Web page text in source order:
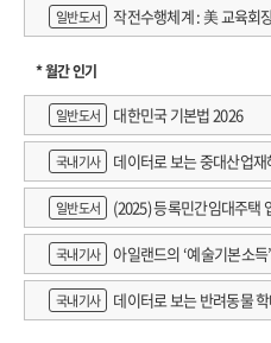
일반도서 작전수행체계 : 美 교육회
* 월간 인기
일반도서
대한민국 기본법 2026
국내기사 데이터로 보는 중대산업재
일반도서 (2025) 등록민간임대주택
국내기사
아일랜드의 ‘예술기본소
책 논의
국내기사 데이터로 보는 반려동물